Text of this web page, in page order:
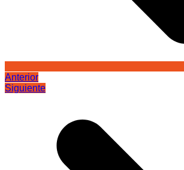
Anterior
Siguiente